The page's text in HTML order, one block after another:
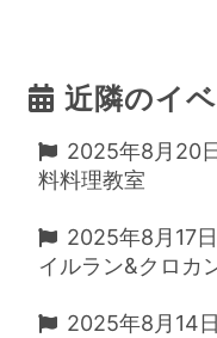
近隣のイ
2025年8月20
料料理教室
2025年8月17
イルラン&クロカ
2025年8月14